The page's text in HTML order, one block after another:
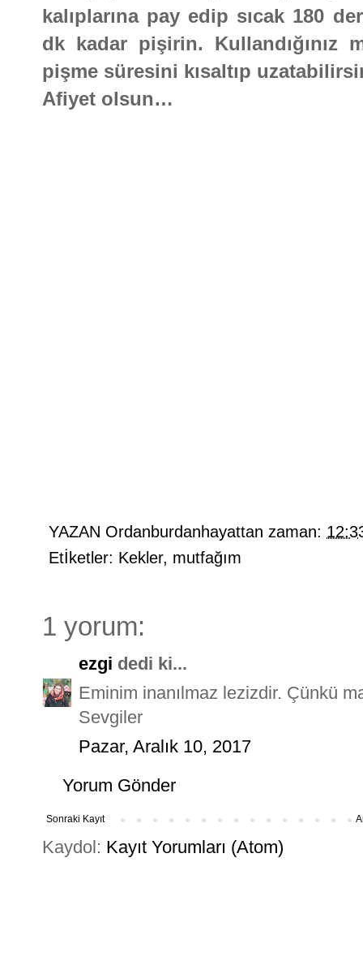
kalıplarına pay edip sıcak 180
dk kadar pişirin. Kullandığınız
pişme süresini kısaltıp
Afiyet olsun…
YAZAN Ordanburdanhayattan zaman:
Etİketler: Kekler, mutfağım
1 yorum:
ezgi dedi ki...
Eminim inanılmaz lezizdir. Çünkü
Sevgiler
Pazar, Aralık 10, 2017
Yorum Gönder
Sonraki Kayıt
Kaydol: Kayıt Yorumları (Atom)